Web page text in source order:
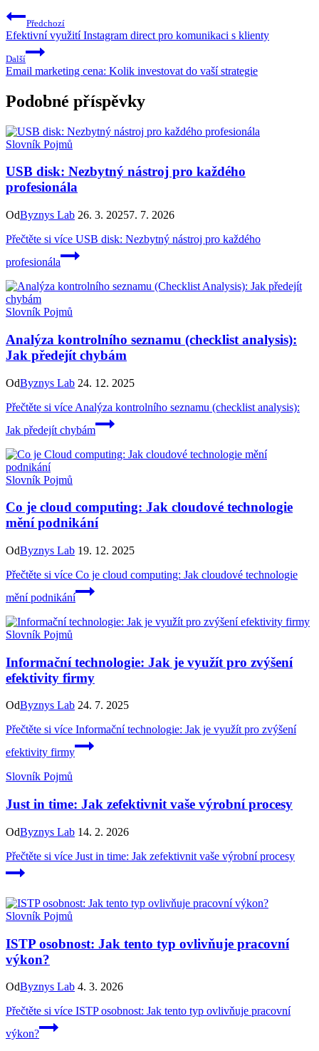
Předchozí
Efektivní využití Instagram direct pro komunikaci s klienty
Další
Email marketing cena: Kolik investovat do vaší strategie
Podobné příspěvky
Slovník Pojmů
USB disk: Nezbytný nástroj pro každého
profesionála
OdByznys Lab 26. 3. 20257. 7. 2026
Přečtěte si více USB disk: Nezbytný nástroj pro každého
profesionála
Slovník Pojmů
Analýza kontrolního seznamu (checklist analysis):
Jak předejít chybám
OdByznys Lab 24. 12. 2025
Přečtěte si více Analýza kontrolního seznamu (checklist analysis):
Jak předejít chybám
Slovník Pojmů
Co je cloud computing: Jak cloudové technologie
mění podnikání
OdByznys Lab 19. 12. 2025
Přečtěte si více Co je cloud computing: Jak cloudové technologie
mění podnikání
Slovník Pojmů
Informační technologie: Jak je využít pro zvýšení
efektivity firmy
OdByznys Lab 24. 7. 2025
Přečtěte si více Informační technologie: Jak je využít pro zvýšení
efektivity firmy
Slovník Pojmů
Just in time: Jak zefektivnit vaše výrobní procesy
OdByznys Lab 14. 2. 2026
Přečtěte si více Just in time: Jak zefektivnit vaše výrobní procesy
Slovník Pojmů
ISTP osobnost: Jak tento typ ovlivňuje pracovní
výkon?
OdByznys Lab 4. 3. 2026
Přečtěte si více ISTP osobnost: Jak tento typ ovlivňuje pracovní
výkon?